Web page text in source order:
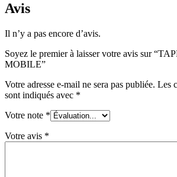
Avis
Il n’y a pas encore d’avis.
Soyez le premier à laisser votre avis sur
MOBILE”
Votre adresse e-mail ne sera pas publiée. Les
sont indiqués avec *
Votre note *
Votre avis *